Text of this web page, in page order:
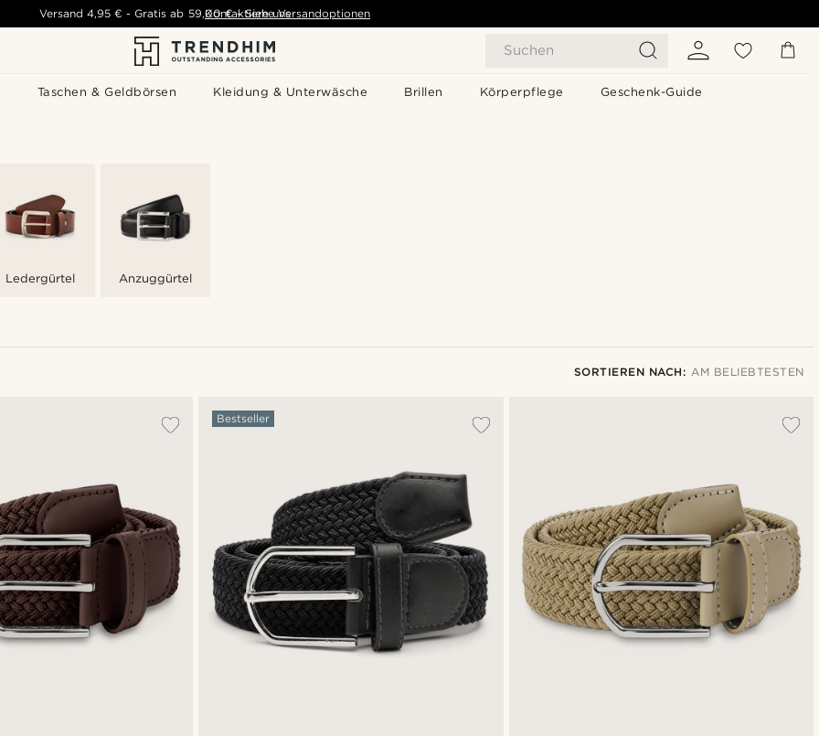
Suchen
Taschen & Geldbörsen Kleidung & Unterwäsche Brillen Körperpflege Geschenk-Guide
Versand 4,95 € -Gratis ab 59,00 € - Siehe Versandoptionen
Kontaktiere uns
Ledergürtel Anzuggürtel
SORTIEREN NACH: AM BELIEBTESTEN
Höchster Preis
Bestseller